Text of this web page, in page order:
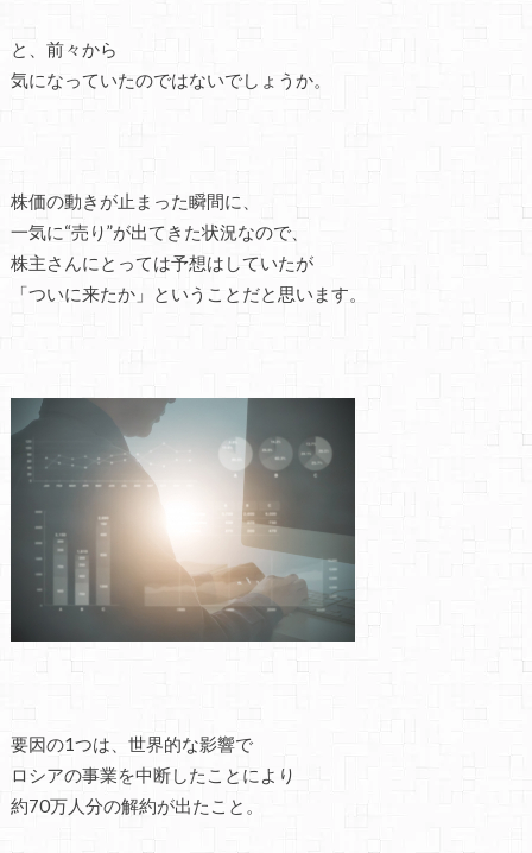
と、前々から
気になっていたのではないでしょうか。
株価の動きが止まった瞬間に、
一気に“売り”が出てきた状況なので、
株主さんにとっては予想はしていたが
「ついに来たか」ということだと思います。
要因の1つは、世界的な影響で
ロシアの事業を中断したことにより
約70万人分の解約が出たこと。